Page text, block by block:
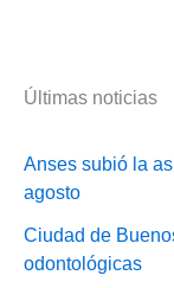
Últimas noticias
Anses subió la
agosto
Ciudad de
odontológicas